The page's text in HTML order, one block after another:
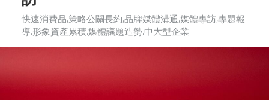
快速消費品 策略公關長約 品牌媒體溝通 媒體專訪專題報
導 形象資產累積媒體議題造勢中大型企業